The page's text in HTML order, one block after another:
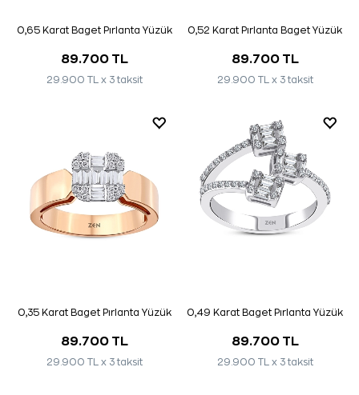
0,65 Karat Baget Pırlanta Yüzük
89.700 TL
29.900 TL x 3 taksit
0,52 Karat Pırlanta Baget Yüzük
89.700 TL
29.900 TL x 3 taksit
0,35 Karat Baget Pırlanta Yüzük
89.700 TL
29.900 TL x 3 taksit
0,49 Karat Baget Pırlanta Yüzük
89.700 TL
29.900 TL x 3 taksit